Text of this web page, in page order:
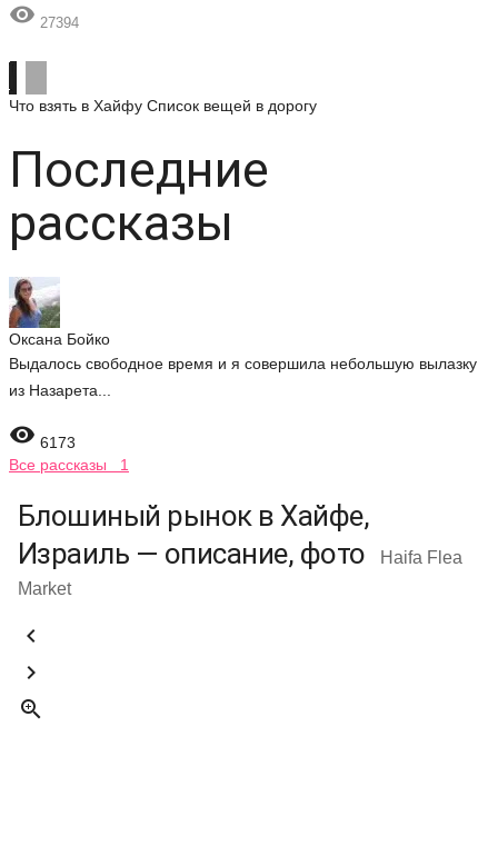
 27394
Что взять в Хайфу Список вещей в дорогу
Последние
рассказы
Оксана Бойко
Выдалось свободное время и я совершила небольшую вылазку
из Назарета...
 6173
Все рассказы 1
Блошиный рынок в Хайфе,
Израиль — описание, фото
Haifa Flea
Market


